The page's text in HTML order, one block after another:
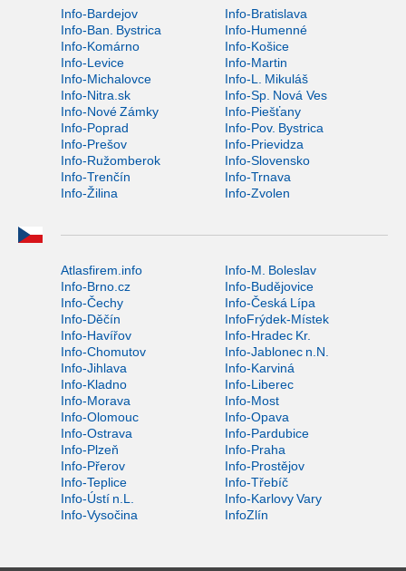
Info-Bardejov
Info-Bratislava
Info-Ban. Bystrica
Info-Humenné
Info-Komárno
Info-Košice
Info-Levice
Info-Martin
Info-Michalovce
Info-L. Mikuláš
Info-Nitra.sk
Info-Sp. Nová Ves
Info-Nové Zámky
Info-Piešťany
Info-Poprad
Info-Pov. Bystrica
Info-Prešov
Info-Prievidza
Info-Ružomberok
Info-Slovensko
Info-Trenčín
Info-Trnava
Info-Žilina
Info-Zvolen
Atlasfirem.info
Info-M. Boleslav
Info-Brno.cz
Info-Budějovice
Info-Čechy
Info-Česká Lípa
Info-Děčín
InfoFrýdek-Místek
Info-Havířov
Info-Hradec Kr.
Info-Chomutov
Info-Jablonec n.N.
Info-Jihlava
Info-Karviná
Info-Kladno
Info-Liberec
Info-Morava
Info-Most
Info-Olomouc
Info-Opava
Info-Ostrava
Info-Pardubice
Info-Plzeň
Info-Praha
Info-Přerov
Info-Prostějov
Info-Teplice
Info-Třebíč
Info-Ústí n.L.
Info-Karlovy Vary
Info-Vysočina
InfoZlín